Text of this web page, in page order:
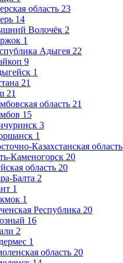
область 23
14
Волочёк 2
1
Адыгея 22
9
1
21
21
область 21
15
3
1
Казахстанская область
Каменогорск 20
область 20
Балта 2
1
1
Республика 20
16
2
1
область 20